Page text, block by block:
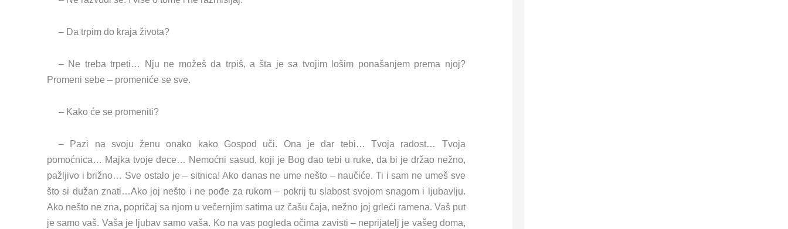
– Da trpim do kraja života?
– Ne treba trpeti… Nju ne možeš da trpiš, a šta je sa tvojim lošim ponašanjem prema njoj?
Promeni sebe – promeniće se sve.
– Kako će se promeniti?
– Pazi na svoju ženu onako kako Gospod uči. Ona je dar tebi… Tvoja radost… Tvoja
pomoćnica… Majka tvoje dece… Nemoćni sasud, koji je Bog dao tebi u ruke, da bi je držao nežno,
pažljivo i brižno… Sve ostalo je – sitnica! Ako danas ne ume nešto – naučiće. Ti i sam ne umeš sve
što si dužan znati…Ako joj nešto i ne pođe za rukom – pokrij tu slabost svojom snagom i ljubavlju.
Ako nešto ne zna, popričaj sa njom u večernjim satima uz čašu čaja, nežno joj grleći ramena. Vaš put
je samo vaš. Vaša je ljubav samo vaša. Ko na vas pogleda očima zavisti – neprijatelj je vašeg doma,